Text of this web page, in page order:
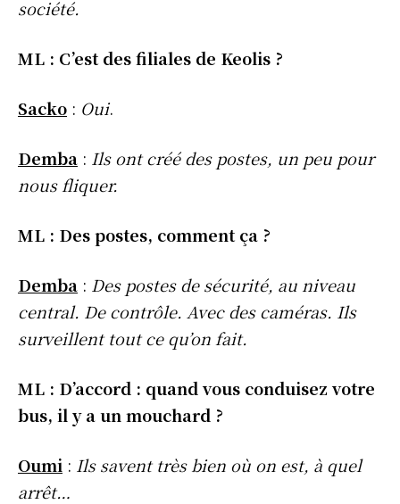
société.
ML : C’est des filiales de Keolis ?
Sacko : Oui.
Demba : Ils ont créé des postes, un peu pour
nous fliquer.
ML : Des postes, comment ça ?
Demba : Des postes de sécurité, au niveau
central. De contrôle. Avec des caméras. Ils
surveillent tout ce qu’on fait.
ML : D’accord : quand vous conduisez votre
bus, il y a un mouchard ?
Oumi : Ils savent très bien où on est, à quel
arrêt…